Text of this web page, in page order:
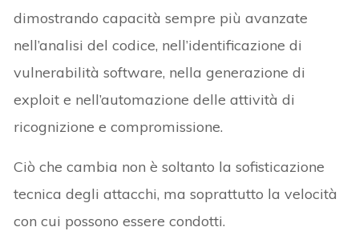
dimostrando capacità sempre più avanzate
nell’analisi del codice, nell’identificazione di
vulnerabilità software, nella generazione di
exploit e nell’automazione delle attività di
ricognizione e compromissione.
Ciò che cambia non è soltanto la sofisticazione
tecnica degli attacchi, ma soprattutto la velocità
con cui possono essere condotti.